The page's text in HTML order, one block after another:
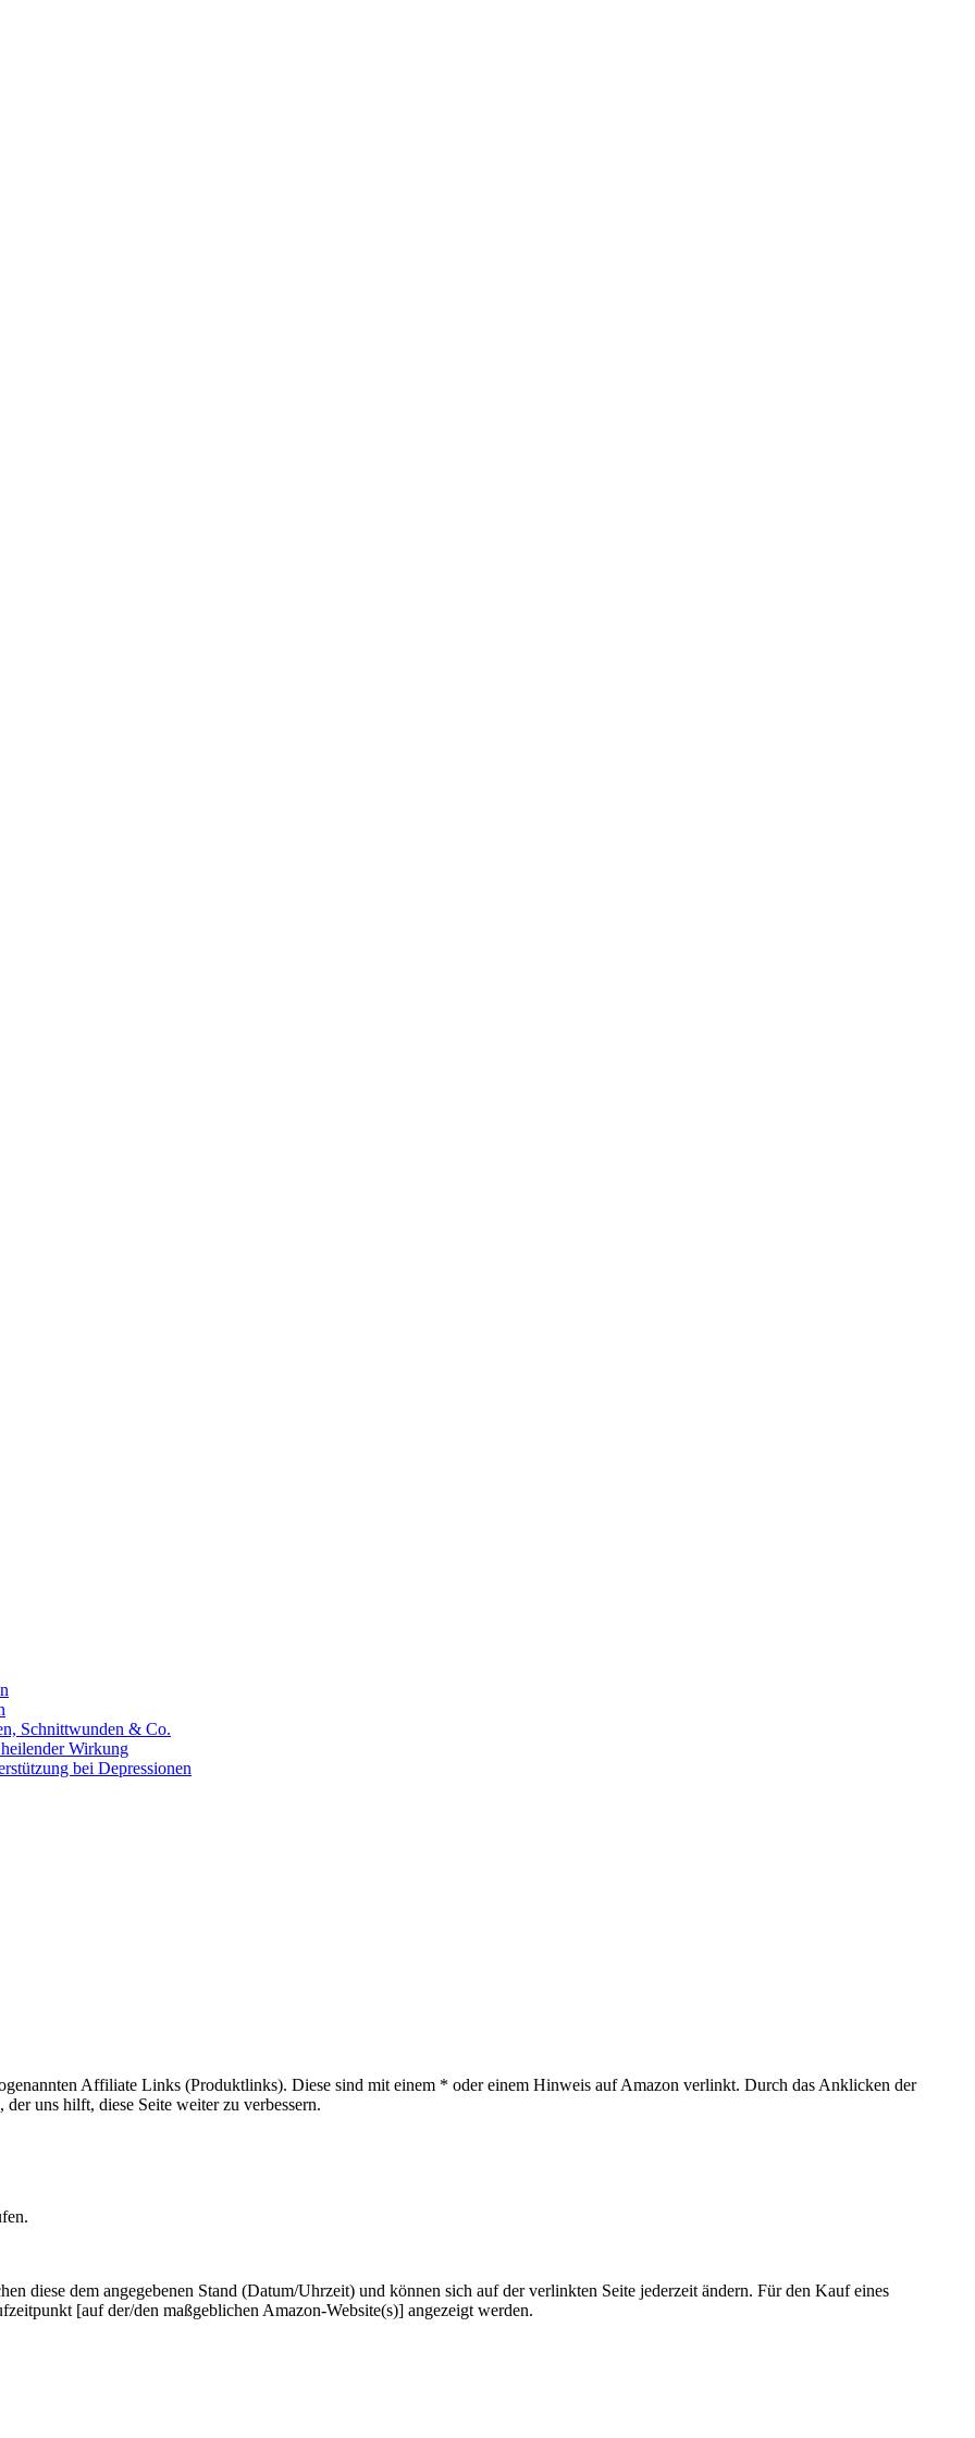
Schnittwunden & Co.
Wirkung
bei Depressionen
Affiliate Links (Produktlinks). Diese sind mit einem * oder einem Hinweis auf Amazon verlinkt. Durch das Anklicken der
uns hilft, diese Seite weiter zu verbessern.
diese dem angegebenen Stand (Datum/Uhrzeit) und können sich auf der verlinkten Seite jederzeit ändern. Für den Kauf eines
[auf der/den maßgeblichen Amazon-Website(s)] angezeigt werden.